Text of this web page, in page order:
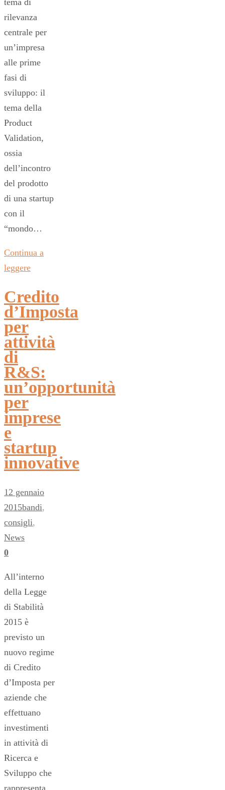
tema di
rilevanza
centrale per
un’impresa
alle prime
fasi di
sviluppo: il
tema della
Product
Validation,
ossia
dell’incontro
del prodotto
di una startup
con il
“mondo…
Continua a
leggere
Credito
d’Imposta
per
attività
di
R&S:
un’opportunità
per
imprese
e
startup
innovative
12 gennaio
2015bandi,
consigli,
News
0
All’interno
della Legge
di Stabilità
2015 è
previsto un
nuovo regime
di Credito
d’Imposta per
aziende che
effettuano
investimenti
in attività di
Ricerca e
Sviluppo che